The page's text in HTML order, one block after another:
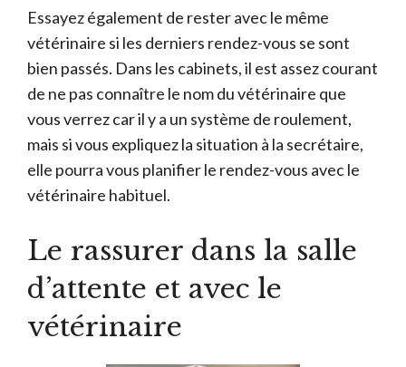
Essayez également de rester avec le même
vétérinaire si les derniers rendez-vous se sont
bien passés. Dans les cabinets, il est assez courant
de ne pas connaître le nom du vétérinaire que
vous verrez car il y a un système de roulement,
mais si vous expliquez la situation à la secrétaire,
elle pourra vous planifier le rendez-vous avec le
vétérinaire habituel.
Le rassurer dans la salle
d’attente et avec le
vétérinaire